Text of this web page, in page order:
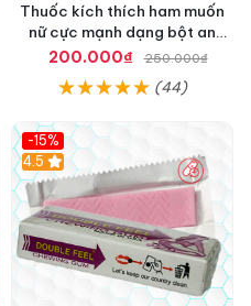
Thuốc kích thích ham muốn
nữ cực mạnh dạng bột an
toàn hiệu quả
200.000₫ 250.000₫
(44)
-15%
4.5